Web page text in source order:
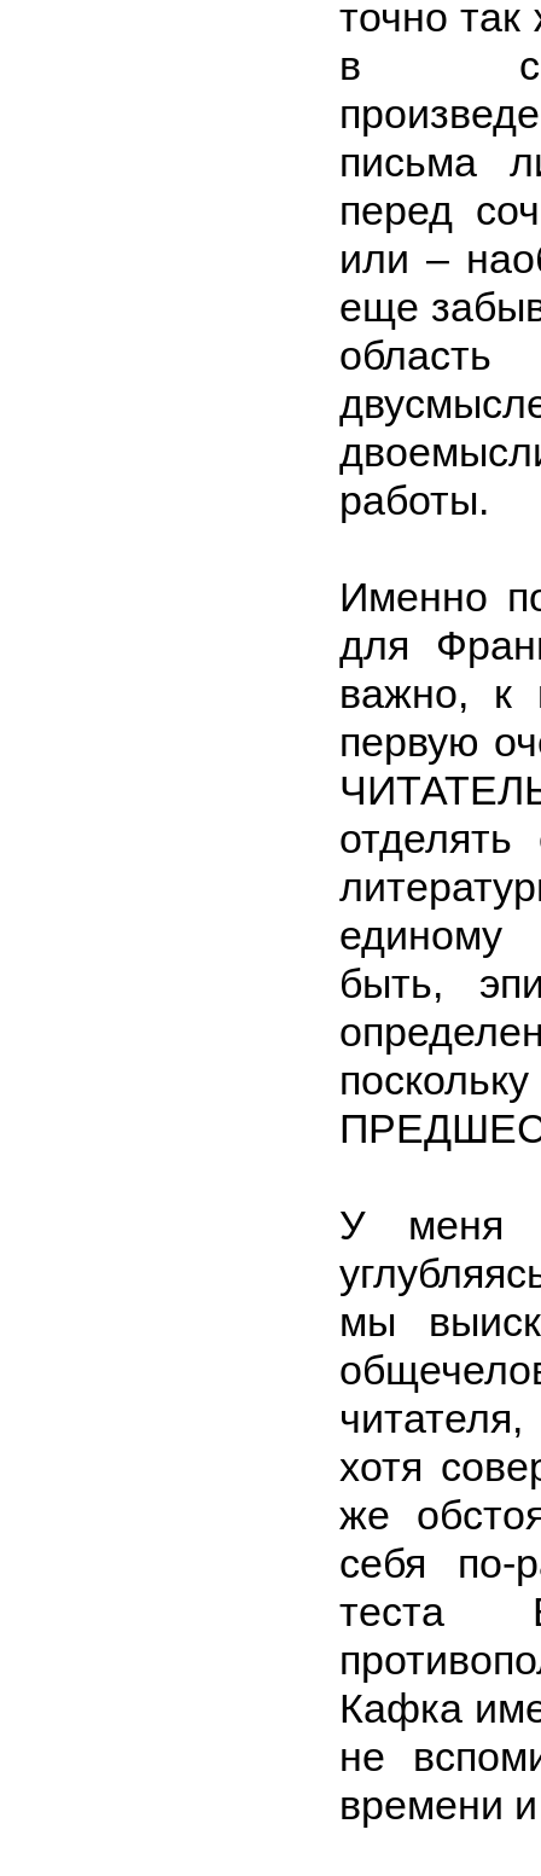
точно
в
письма
перед
или –
еще
работы.
Именно
для
важно, к
первую
быть,
У меня
мы
хотя
же
себя по-
теста
Кафка
не
времени